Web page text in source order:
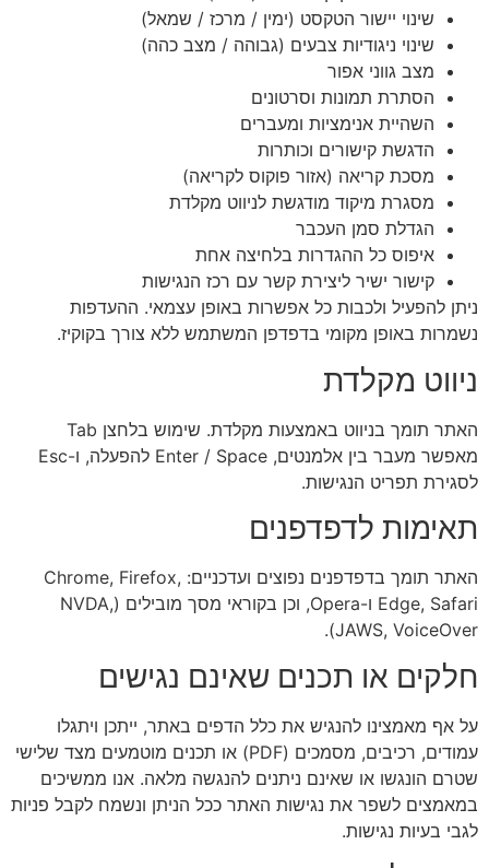
שינוי יישור הטקסט (ימין / מרכז / שמאל)
שינוי ניגודיות צבעים (גבוהה / מצב כהה)
מצב גווני אפור
הסתרת תמונות וסרטונים
השהיית אנימציות ומעברים
הדגשת קישורים וכותרות
מסכת קריאה (אזור פוקוס לקריאה)
מסגרת מיקוד מודגשת לניווט מקלדת
הגדלת סמן העכבר
איפוס כל ההגדרות בלחיצה אחת
קישור ישיר ליצירת קשר עם רכז הנגישות
ניתן להפעיל ולכבות כל אפשרות באופן עצמאי. ההעדפות
נשמרות באופן מקומי בדפדפן המשתמש ללא צורך בקוקיז.
ניווט מקלדת
האתר תומך בניווט באמצעות מקלדת. שימוש בלחצן Tab
מאפשר מעבר בין אלמנטים, Enter / Space להפעלה, ו-Esc
לסגירת תפריט הנגישות.
תאימות לדפדפנים
האתר תומך בדפדפנים נפוצים ועדכניים: Chrome, Firefox,
Edge, Safari ו-Opera, וכן בקוראי מסך מובילים (NVDA,
JAWS, VoiceOver).
חלקים או תכנים שאינם נגישים
על אף מאמצינו להנגיש את כלל הדפים באתר, ייתכן ויתגלו
עמודים, רכיבים, מסמכים (PDF) או תכנים מוטמעים מצד שלישי
שטרם הונגשו או שאינם ניתנים להנגשה מלאה. אנו ממשיכים
במאמצים לשפר את נגישות האתר ככל הניתן ונשמח לקבל פניות
לגבי בעיות נגישות.